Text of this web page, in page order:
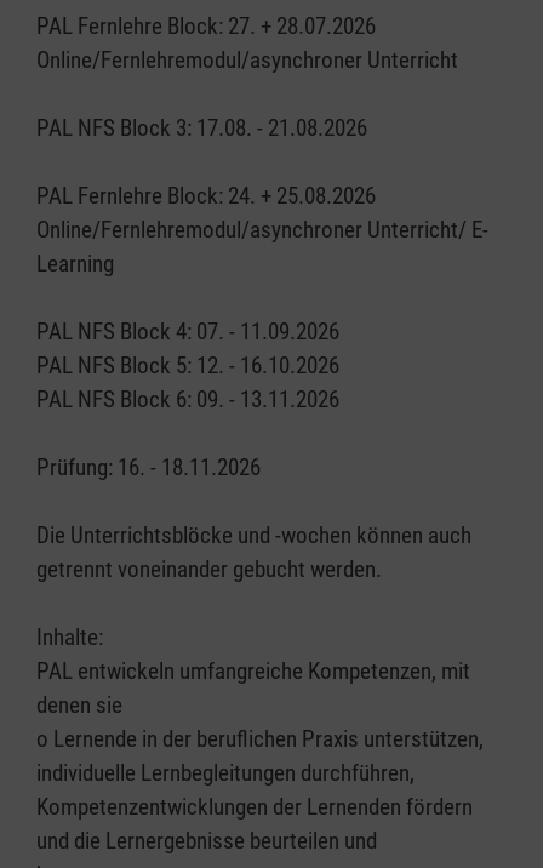
PAL Fernlehre Block: 27. + 28.07.2026
Online/Fernlehremodul/asynchroner Unterricht
PAL NFS Block 3: 17.08. - 21.08.2026
PAL Fernlehre Block: 24. + 25.08.2026
Online/Fernlehremodul/asynchroner Unterricht/ E-
Learning
PAL NFS Block 4: 07. - 11.09.2026
PAL NFS Block 5: 12. - 16.10.2026
PAL NFS Block 6: 09. - 13.11.2026
Prüfung: 16. - 18.11.2026
Die Unterrichtsblöcke und -wochen können auch
getrennt voneinander gebucht werden.
Inhalte:
PAL entwickeln umfangreiche Kompetenzen, mit
denen sie
o Lernende in der beruflichen Praxis unterstützen,
individuelle Lernbegleitungen durchführen,
Kompetenzentwicklungen der Lernenden fördern
und die Lernergebnisse beurteilen und